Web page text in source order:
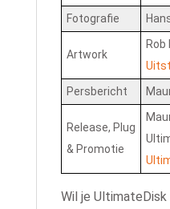
Fotografie
Artwork
Rob
Persbericht
Release, Plug
& Promotie
Wil je